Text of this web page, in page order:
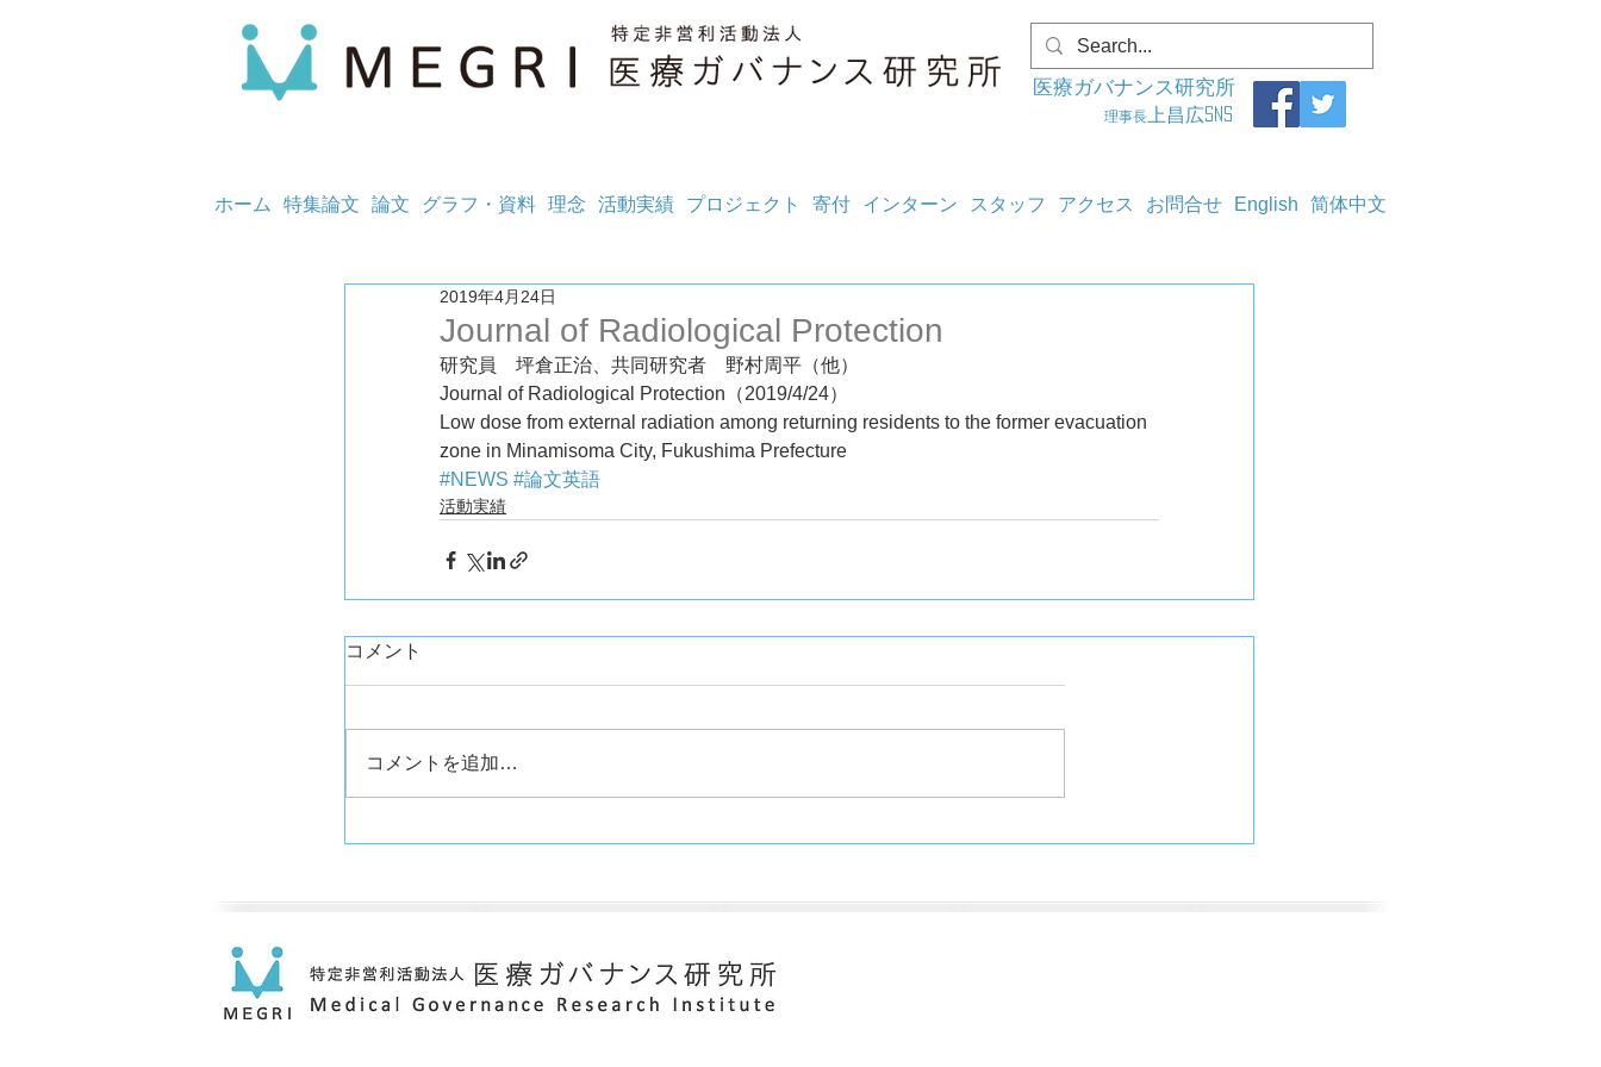
医療ガバナンス研究所
理事長 上昌広SNS
ホーム 特集論文 論文 グラフ・資料 理念 活動実績 プロジェクト 寄付 インターン スタッフ アクセス お問合せ English 简体中文
Journal of Radiological Protection
2019年4月24日
研究員　坪倉正治、共同研究者　野村周平（他）
Journal of Radiological Protection（2019/4/24）
Low dose from external radiation among returning residents to the former evacuation
zone in Minamisoma City, Fukushima Prefecture
#NEWS #論文英語
活動実績
コメント
コメントを追加…